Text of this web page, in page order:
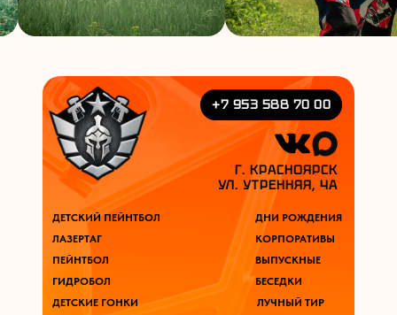
ЛАЗЕРТАГ
ПЕЙНТБОЛ
ДЕТСКИЙ ПЕЙНТБОЛ
ГИДРОБОЛ
ДНИ РОЖДЕНИЯ
ВЫПУСКНЫЕ
КОРПОРАТИВЫ
БЕСЕДКИ
ДЕТСКИЕ ГОНКИ
ЛУЧНЫЙ ТИР
Г. КРАСНОЯРСК
УЛ. УТРЕННЯЯ, 4А
+7 953 588 70 00